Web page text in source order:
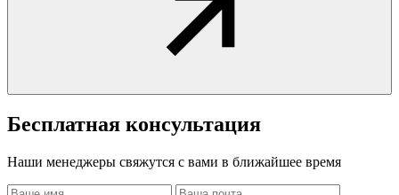
Бесплатная консультация
Наши менеджеры свяжутся с вами в ближайшее время